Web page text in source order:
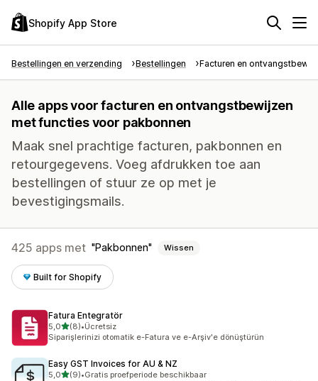
Shopify App Store
Bestellingen en verzending Bestellingen Facturen en
Alle apps voor facturen en ontvangstbewijzen
met functies voor pakbonnen
Maak snel prachtige facturen, pakbonnen en
retourgegevens. Voeg afdrukken toe aan
bestellingen of stuur ze op met je
bevestigingsmails.
425 apps met Pakbonnen Wissen
Built for Shopify
Fatura Entegratör
5,0van 5 sterren
(8)
8 recensies in totaal
•Ücretsiz
Siparişlerinizi otomatik e-Fatura ve e-Arşiv'e dönüştürün
Easy GST Invoices for AU & NZ
5,0van 5 sterren
(9)
9 recensies in totaal
•Gratis proefperiode beschikbaar